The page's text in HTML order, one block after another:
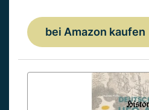
bei Amazon kaufen